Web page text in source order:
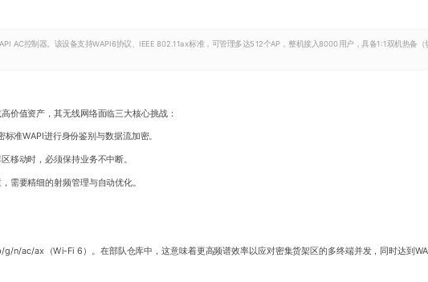
AC控制器。该设备支持WAPI6协议、IEEE 802.11ax标准，可管理多达512个AP，整机接入8000用户，具备1:1双机热备
价值资产，其无线网络面临三大核心挑战：
准WAPI进行身份鉴别与数据流加密。
移动时，必须保持业务不中断。
需要精细的射频管理与自动优化。
n/ac/ax（Wi-Fi 6）。在部队仓库中，这意味着更高频谱效率以应对密集货架区的多终端并发，同时达到